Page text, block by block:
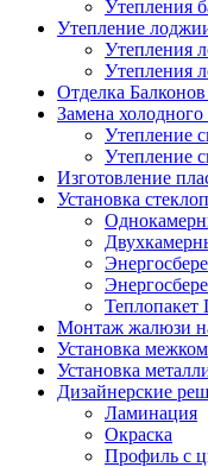
Утепления
Утепление
Утепления
Утепления
Отделка
Замена
Утепление
Утепление
Изготовление
Установка
Теплопакет
Монтаж жалюзи
Установка
Установка
Дизайнерские
Ламинация
Окраска
Профиль с